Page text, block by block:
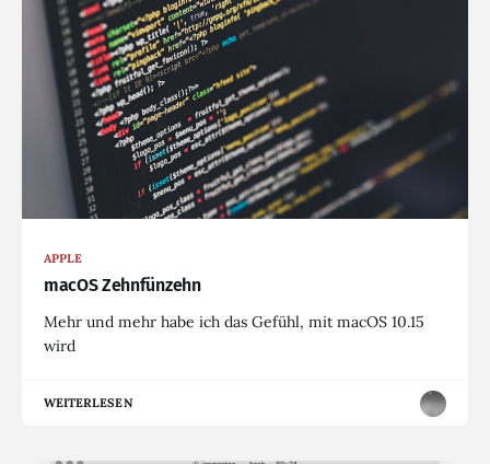
APPLE
macOS Zehnfünzehn
Mehr und mehr habe ich das Gefühl, mit macOS 10.15
wird
WEITERLESEN